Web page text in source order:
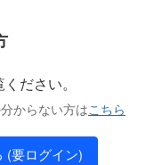
ださい。
からない方はこちら
(要ログイン)